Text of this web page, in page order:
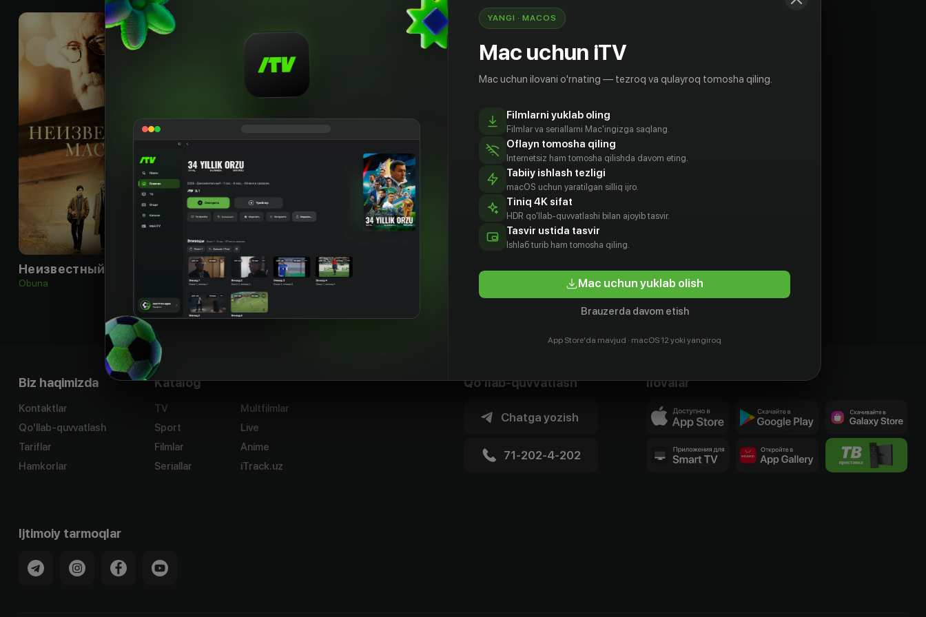
Неизвестный мастер
Obuna
Biz haqimizda
Kontaktlar
Qo'llab-quvvatlash
Tariflar
Hamkorlar
Katalog
TV
Sport
Filmlar
Seriallar
Multfilmlar
Live
Anime
iTrack.uz
Qo'llab-quvvatlash
Chatga yozish
71-202-4-202
Ilovalar
Ijtimoiy tarmoqlar
YANGI · MACOS
Mac uchun iTV
Mac uchun ilovani o'rnating — tezroq va qulayroq tomosha qiling.
Filmlarni yuklab oling
Filmlar va seriallarni Mac'ingizga saqlang.
Oflayn tomosha qiling
Internetsiz ham tomosha qilishda davom eting.
Tabiiy ishlash tezligi
macOS uchun yaratilgan silliq ijro.
Tiniq 4K sifat
HDR qo'llab-quvvatlashi bilan ajoyib tasvir.
Tasvir ustida tasvir
Ishlаб turib ham tomosha qiling.
Mac uchun yuklab olish
Brauzerda davom etish
App Store'da mavjud · macOS 12 yoki yangiroq